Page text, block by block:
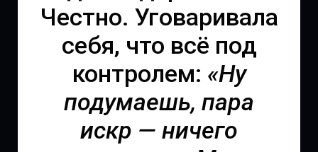
Честно. Уговаривала
себя, что всё под
контролем: «Ну
подумаешь, пара
искр — ничего